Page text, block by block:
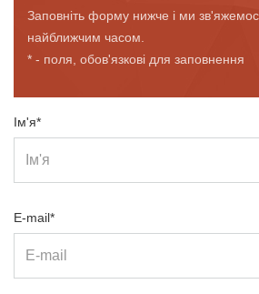
Заповніть форму нижче і ми
найближчим часом.
* - поля, обов'язкові для заповнення
Ім'я*
E-mail*